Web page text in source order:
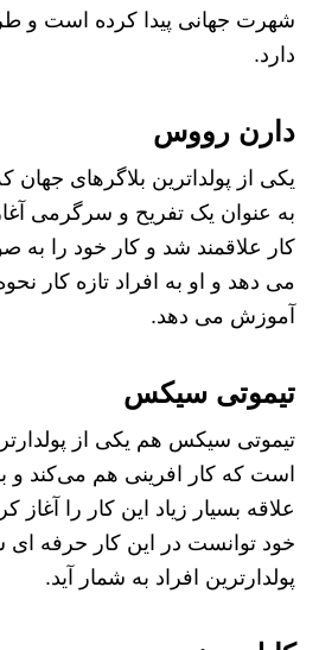
شهرت جهانی پیدا کرده است و
دارد.
دارن رووس
یکی از پولداترین بلاگرهای جهان
به عنوان یک تفریح و سرگرمی
کار علاقمند شد و کار خود را به
می دهد و او به افراد تازه کار نحوه
آموزش می دهد.
تیموتی سیکس
تیموتی سیکس هم یکی از
است که کار افرینی هم می‌کند و
علاقه بسیار زیاد این کار را آغاز
خود توانست در این کار حرفه ای
پولدارترین افراد به شمار آید.